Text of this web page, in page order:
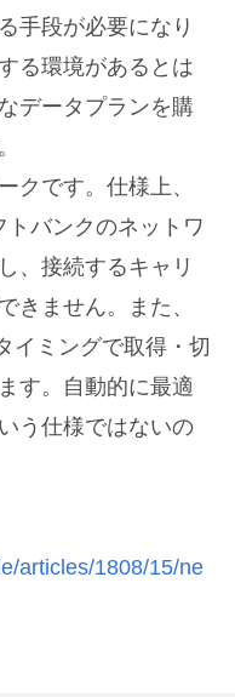
手段が必要になり
る環境があるとは
データプランを購
クです。仕様上、
バンクのネットワ
、接続するキャリ
きません。また、
イミングで取得・切
す。自動的に最適
う仕様ではないの
articles/1808/15/ne